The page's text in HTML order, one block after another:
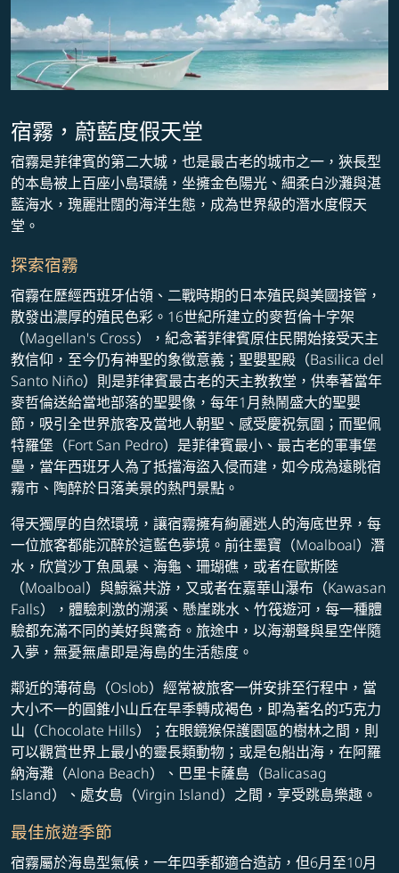
宿霧，蔚藍度假天堂
宿霧是菲律賓的第二大城，也是最古老的城市之一，狹長型
的本島被上百座小島環繞，坐擁金色陽光、細柔白沙灘與湛
藍海水，瑰麗壯闊的海洋生態，成為世界級的潛水度假天
堂。
探索宿霧
宿霧在歷經西班牙佔領、二戰時期的日本殖民與美國接管，
散發出濃厚的殖民色彩。16世紀所建立的麥哲倫十字架
（Magellan's Cross），紀念著菲律賓原住民開始接受天主
教信仰，至今仍有神聖的象徵意義；聖嬰聖殿（Basilica del
Santo Niño）則是菲律賓最古老的天主教教堂，供奉著當年
麥哲倫送給當地部落的聖嬰像，每年1月熱鬧盛大的聖嬰
節，吸引全世界旅客及當地人朝聖、感受慶祝氛圍；而聖佩
特羅堡（Fort San Pedro）是菲律賓最小、最古老的軍事堡
壘，當年西班牙人為了抵擋海盜入侵而建，如今成為遠眺宿
霧市、陶醉於日落美景的熱門景點。
得天獨厚的自然環境，讓宿霧擁有絢麗迷人的海底世界，每
一位旅客都能沉醉於這藍色夢境。前往墨寶（Moalboal）潛
水，欣賞沙丁魚風暴、海龜、珊瑚礁，或者在歐斯陸
（Moalboal）與鯨鯊共游，又或者在嘉華山瀑布（Kawasan
Falls），體驗刺激的溯溪、懸崖跳水、竹筏遊河，每一種體
驗都充滿不同的美好與驚奇。旅途中，以海潮聲與星空伴隨
入夢，無憂無慮即是海島的生活態度。
鄰近的薄荷島（Oslob）經常被旅客一併安排至行程中，當
大小不一的圓錐小山丘在旱季轉成褐色，即為著名的巧克力
山（Chocolate Hills）；在眼鏡猴保護園區的樹林之間，則
可以觀賞世界上最小的靈長類動物；或是包船出海，在阿羅
納海灘（Alona Beach）、巴里卡薩島（Balicasag
Island）、處女島（Virgin Island）之間，享受跳島樂趣。
最佳旅遊季節
宿霧屬於海島型氣候，一年四季都適合造訪，但6月至10月